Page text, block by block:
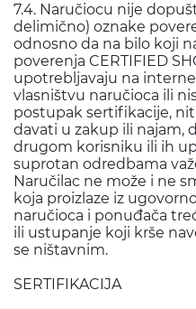
7.4. Naručiocu nije
delimično) oznake
odnosno da na bilo koji
poverenja CERTIFIED
upotrebljavaju na
vlasništvu naručioca ili
postupak sertifikacije,
davati u zakup ili najam,
drugom korisniku ili ih
suprotan odredbama
Naručilac ne može i ne
koja proizlaze iz
naručioca i ponuđača
ili ustupanje koji krše
se ništavnim.
SERTIFIKACIJA